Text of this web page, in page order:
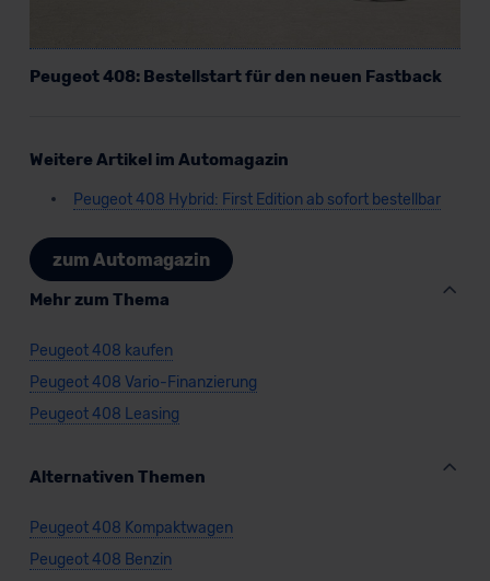
Peugeot 408: Bestellstart für den neuen Fastback
Weitere Artikel im Automagazin
Peugeot 408 Hybrid: First Edition ab sofort bestellbar
zum Automagazin
Mehr zum Thema
Peugeot 408 kaufen
Peugeot 408 Vario-Finanzierung
Peugeot 408 Leasing
Alternativen Themen
Peugeot 408 Kompaktwagen
Peugeot 408 Benzin